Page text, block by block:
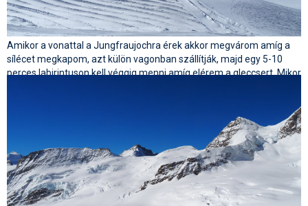
Amikor a vonattal a Jungfraujochra érek akkor megvárom amíg a
sílécet megkapom, azt külön vagonban szállítják, majd egy 5-10
perces labirintuson kell véggig menni amíg elérem a gleccsert. Mikor